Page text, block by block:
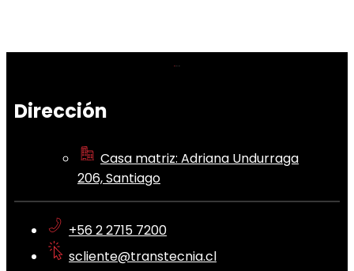
Dirección
Casa matriz: Adriana Undurraga
206, Santiago
+56 2 2715 7200
scliente@transtecnia.cl